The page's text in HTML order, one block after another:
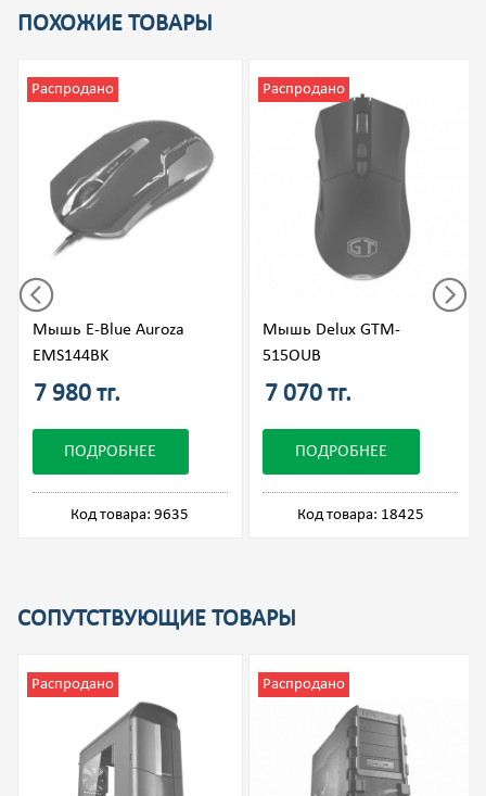
ПОХОЖИЕ ТОВАРЫ
Мышь E-Blue Auroza
EMS144BK
Распродано
7 980 тг.
ПОДРОБНЕЕ
Код товара: 9635
Мышь Delux GTM-
515OUB
Распродано
7 070 тг.
ПОДРОБНЕЕ
Код товара: 18425
СОПУТСТВУЮЩИЕ ТОВАРЫ
Распродано Распродано